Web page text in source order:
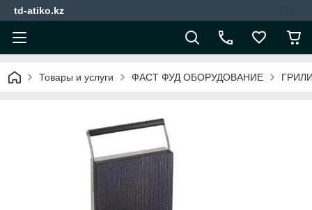
td-atiko.kz
Товары и услуги ФАСТ ФУД ОБОРУДОВАНИЕ